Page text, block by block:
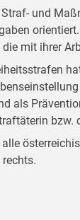
und
mit ihrer
als
alle